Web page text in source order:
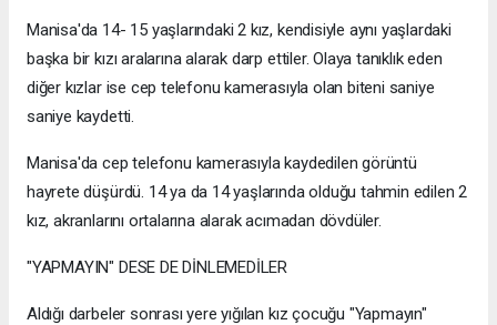
Manisa'da 14- 15 yaşlarındaki 2 kız, kendisiyle aynı yaşlardaki
başka bir kızı aralarına alarak darp ettiler. Olaya tanıklık eden
diğer kızlar ise cep telefonu kamerasıyla olan biteni saniye
saniye kaydetti.
Manisa'da cep telefonu kamerasıyla kaydedilen görüntü
hayrete düşürdü. 14 ya da 14 yaşlarında olduğu tahmin edilen 2
kız, akranlarını ortalarına alarak acımadan dövdüler.
"YAPMAYIN" DESE DE DİNLEMEDİLER
Aldığı darbeler sonrası yere yığılan kız çocuğu "Yapmayın"